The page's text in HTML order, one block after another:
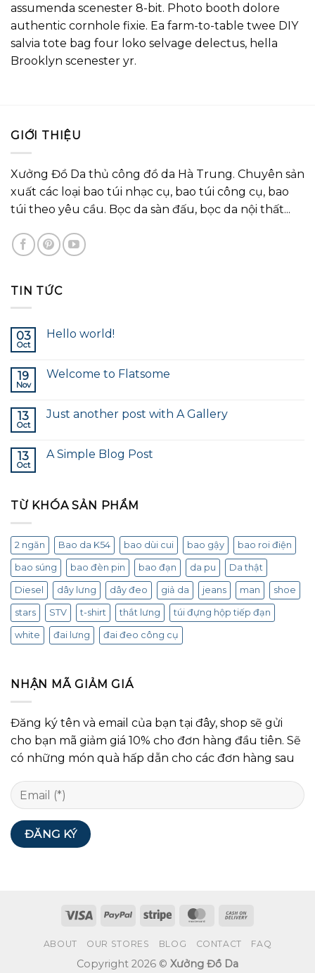
assumenda scenester 8-bit. Photo booth dolore
authentic cornhole fixie. Ea farm-to-table twee DIY
salvia tote bag four loko selvage delectus, hella
Brooklyn scenester yr.
GIỚI THIỆU
Xưởng Đồ Da thủ công đồ da Hà Trung. Chuyên sản
xuất các loại bao túi nhạc cụ, bao túi công cụ, bao
túi theo yêu cầu. Bọc da sàn đấu, bọc da nội thất...
TIN TỨC
03
Oct
Hello world!
19
Nov
Welcome to Flatsome
13
Oct
Just another post with A Gallery
13
Oct
A Simple Blog Post
TỪ KHÓA SẢN PHẨM
2 ngăn Bao da K54 bao dùi cui bao gậy bao roi điện
bao súng bao đèn pin bao đạn da pu Da thật
Diesel dây lưng dây đeo giả da jeans man shoe
stars STV t-shirt thắt lưng túi đựng hộp tiếp đạn
white đai lưng đai đeo công cụ
NHẬN MÃ GIẢM GIÁ
Đăng ký tên và email của bạn tại đây, shop sẽ gửi
cho bạn mã giảm giá 10% cho đơn hàng đầu tiên. Sẽ
có những món quà hấp dẫn cho các đơn hàng sau
ABOUT OUR STORES BLOG CONTACT FAQ
Copyright 2026 © Xưởng Đồ Da